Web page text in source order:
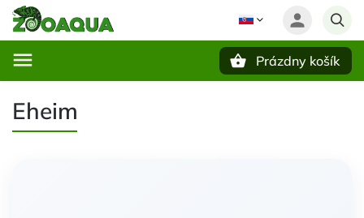
Prázdny košík
Eheim